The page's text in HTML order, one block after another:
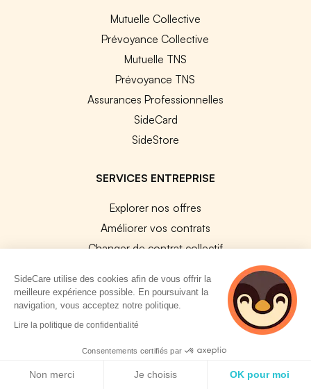
Mutuelle Collective
Prévoyance Collective
Mutuelle TNS
Prévoyance TNS
Assurances Professionnelles
SideCard
SideStore
SERVICES ENTREPRISE
Explorer nos offres
Améliorer vos contrats
Changer de contrat collectif
Harmonisation de contrats
Vérification de conformité
Résiliation de vos contrats
PLATEFORMES
Plateforme Santé Collective
SideCare utilise des cookies afin de vous offrir la
meilleure expérience possible. En poursuivant la
navigation, vous acceptez notre politique.
Lire la politique de confidentialité
Consentements certifiés par
Non merci Je choisis OK pour moi
2 personnes
consultent
actuellement cette